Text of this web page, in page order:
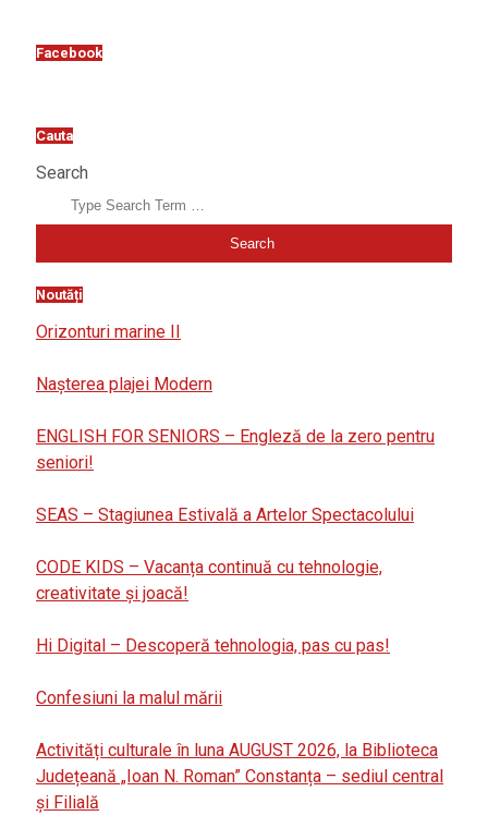
Facebook
Cauta
Search
Noutăți
Orizonturi marine II
Nașterea plajei Modern
ENGLISH FOR SENIORS – Engleză de la zero pentru
seniori!
SEAS – Stagiunea Estivală a Artelor Spectacolului
CODE KIDS – Vacanța continuă cu tehnologie,
creativitate și joacă!
Hi Digital – Descoperă tehnologia, pas cu pas!
Confesiuni la malul mării
Activități culturale în luna AUGUST 2026, la Biblioteca
Județeană „Ioan N. Roman” Constanța – sediul central
și Filială